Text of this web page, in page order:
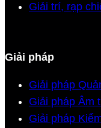
Giải trí, rạp
Giải pháp
Giải pháp
Giải pháp Âm
Giải pháp